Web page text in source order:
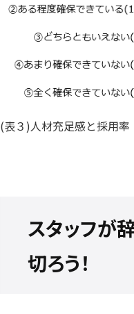
(表３)人材充足感と採用率
スタッフが
切ろう！